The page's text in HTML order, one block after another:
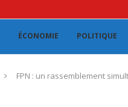
ÉCONOMIE POLITIQUE
FPN : un rassemblement